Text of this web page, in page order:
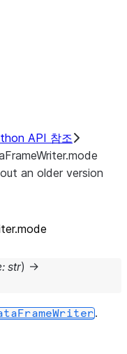
API 참조
an older version
: str) →
.